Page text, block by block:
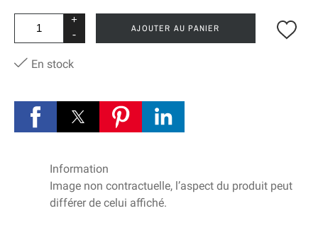
+
-
AJOUTER AU PANIER
En stock
Information
Image non contractuelle, l’aspect du produit peut
différer de celui affiché.